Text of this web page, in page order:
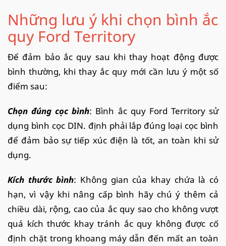
Những lưu ý khi chọn bình ắc
quy Ford Territory
Để đảm bảo ắc quy sau khi thay hoạt động được
bình thường, khi thay ắc quy mới cần lưu ý một số
điểm sau:
Chọn đúng cọc bình: Bình ắc quy Ford Territory sử
dụng bình cọc DIN. định phải lắp đúng loại cọc bình
để đảm bảo sự tiếp xúc điện là tốt, an toàn khi sử
dụng.
Kích thước bình: Không gian của khay chứa là có
hạn, vì vậy khi nâng cấp bình hãy chú ý thêm cả
chiều dài, rộng, cao của ắc quy sao cho không vượt
quá kích thước khay tránh ắc quy không được cố
định chặt trong khoang máy dẫn đến mất an toàn